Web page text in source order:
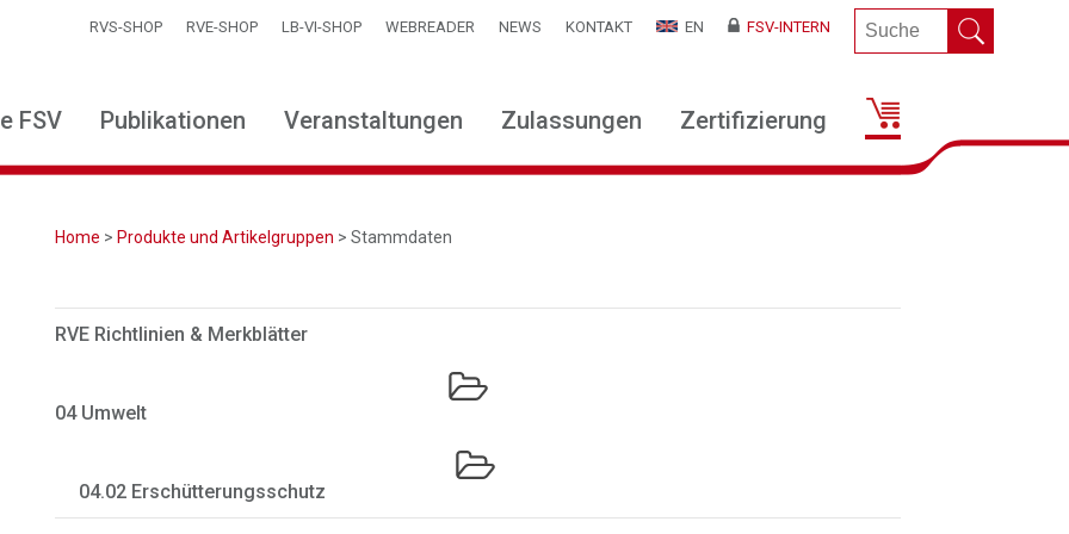
RVS-SHOP RVE-SHOP LB-VI-SHOP WEBREADER NEWS KONTAKT EN FSV-INTERN
FSV Publikationen Veranstaltungen Zulassungen Zertifizierung
Home > Produkte und Artikelgruppen > Stammdaten
RVE Richtlinien & Merkblätter
04 Umwelt
04.02 Erschütterungsschutz